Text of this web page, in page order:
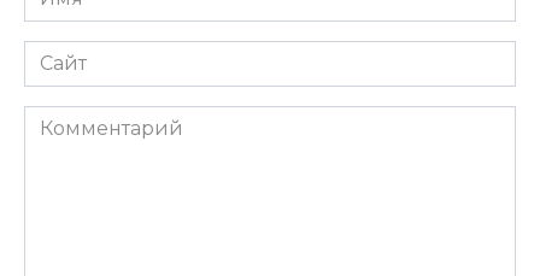
*
Сайт
Комментарий